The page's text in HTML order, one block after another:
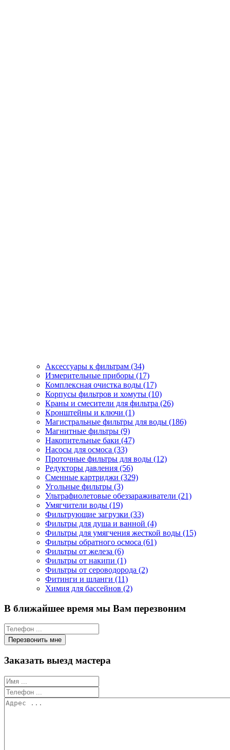
Аксессуары к фильтрам (34)
Измерительные приборы (17)
Комплексная очистка воды (17)
Корпусы фильтров и хомуты (10)
Краны и смесители для фильтра (26)
Кронштейны и ключи (1)
Магистральные фильтры для воды (186)
Магнитные фильтры (9)
Накопительные баки (47)
Насосы для осмоса (33)
Проточные фильтры для воды (12)
Редукторы давления (56)
Сменные картриджи (329)
Угольные фильтры (3)
Ультрафиолетовые обеззараживатели (21)
Умягчители воды (19)
Фильтрующие загрузки (33)
Фильтры для душа и ванной (4)
Фильтры для умягчения жесткой воды (15)
Фильтры обратного осмоса (61)
Фильтры от железа (6)
Фильтры от накипи (1)
Фильтры от сероводорода (2)
Фитинги и шланги (11)
Химия для бассейнов (2)
В ближайшее время мы Вам перезвоним
Заказать выезд мастера